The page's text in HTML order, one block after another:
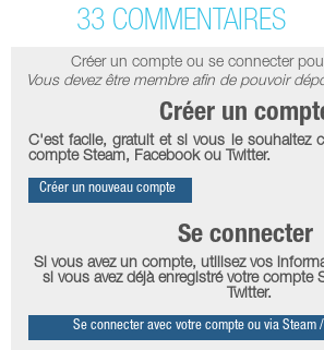
33 COMMENTAIRES
Créer un compte ou se connecter
Vous devez être membre afin de pouvoir
Créer un
C'est facile, gratuit et si vous le souhaitez
compte Steam, Facebook ou Twitter.
Créer un nouveau compte
Se connecter
Si vous avez un compte, utilisez vos
si vous avez déjà enregistré votre compte
Twitter.
Se connecter avec votre compte ou via Steam